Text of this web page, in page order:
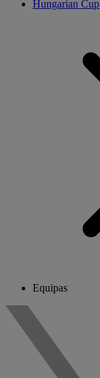
Hungarian Cup
Equipas